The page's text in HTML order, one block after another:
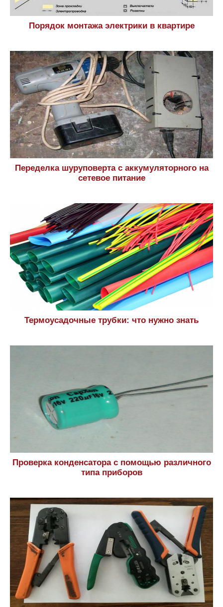
Порядок монтажа электрики в квартире
Переделка шуруповерта с аккумуляторного на
сетевое питание
Термоусадочные трубки: что нужно знать
Проверка конденсатора с помощью различного
типа приборов